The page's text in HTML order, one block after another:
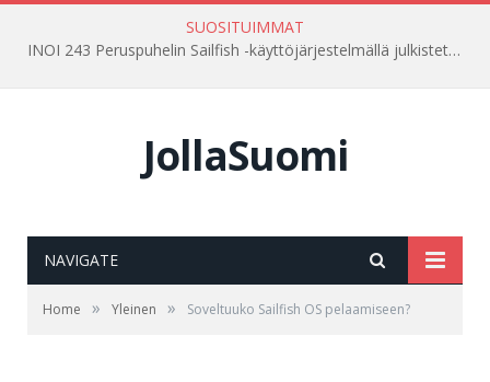
SUOSITUIMMAT
INOI 243 Peruspuhelin Sailfish -käyttöjärjestelmällä julkistettu Venäjällä
JollaSuomi
NAVIGATE
Home » Yleinen » Soveltuuko Sailfish OS pelaamiseen?